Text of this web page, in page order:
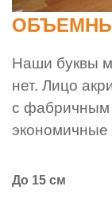
Наши буквы
нет. Лицо
с фабричным
экономичные
До 15 см